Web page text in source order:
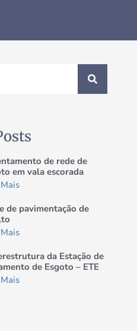
de rede de
em vala escorada
de pavimentação de
da Estação de
de Esgoto – ETE